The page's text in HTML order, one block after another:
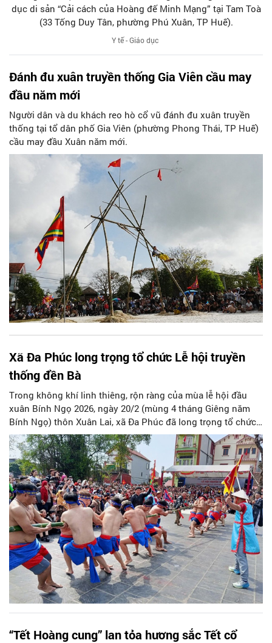
dục di sản “Cải cách của Hoàng đế Minh Mạng” tại Tam Toà
(33 Tống Duy Tân, phường Phú Xuân, TP Huế).
Y tế - Giáo dục
Đánh đu xuân truyền thống Gia Viên cầu may
đầu năm mới
Người dân và du khách reo hò cổ vũ đánh đu xuân truyền
thống tại tổ dân phố Gia Viên (phường Phong Thái, TP Huế)
cầu may đầu Xuân năm mới.
Xã Đa Phúc long trọng tổ chức Lễ hội truyền
thống đền Bà
Trong không khí linh thiêng, rộn ràng của mùa lễ hội đầu
xuân Bính Ngọ 2026, ngày 20/2 (mùng 4 tháng Giêng năm
Bính Ngọ) thôn Xuân Lai, xã Đa Phúc đã long trọng tổ chức
Lễ hội truyền thống đền Bà.
“Tết Hoàng cung” lan tỏa hương sắc Tết cổ